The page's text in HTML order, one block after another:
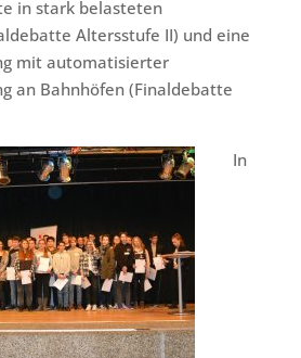
in stark belasteten
Altersstufe II) und eine
mit automatisierter
an Bahnhöfen (Finaldebatte
In